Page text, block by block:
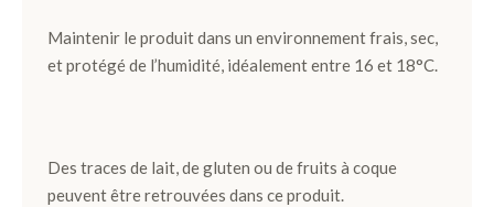
Ballotins
Box
Maintenir le produit dans un environnement frais, sec,
et protégé de l’humidité, idéalement entre 16 et 18°C.
Des traces de lait, de gluten ou de fruits à coque
peuvent être retrouvées dans ce produit.